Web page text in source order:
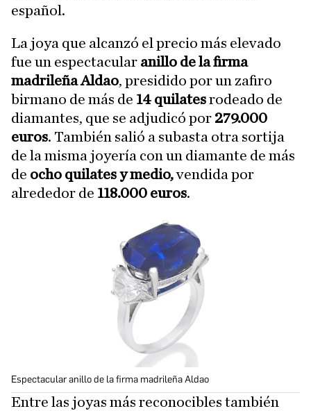
español.
La joya que alcanzó el precio más elevado
fue un espectacular anillo de la firma
madrileña Aldao, presidido por un zafiro
birmano de más de 14 quilatesrodeado de
diamantes, que se adjudicó por 279.000
euros. También salió a subasta otra sortija
de la misma joyería con un diamante de más
de ocho quilates y medio,vendida por
alrededor de 118.000 euros.
Espectacular anillo de la firma madrileña Aldao
Entre las joyas más reconocibles también